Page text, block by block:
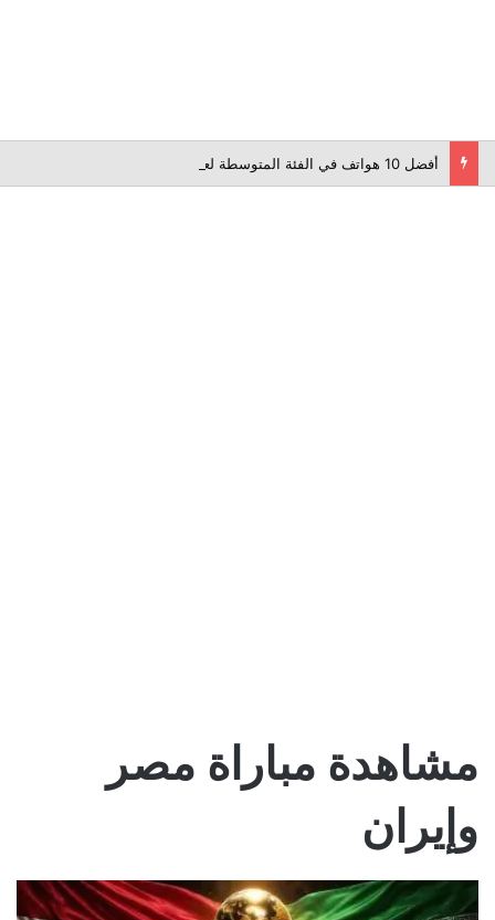
أفضل 10 هواتف في الفئة المتوسطة لعام 2026
مشاهدة مباراة مصر
وإيران